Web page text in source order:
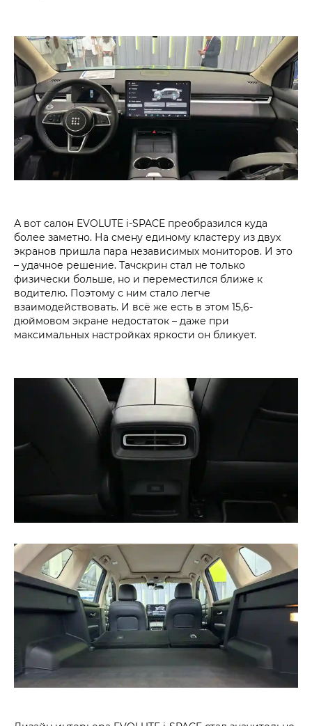
А вот салон EVOLUTE i‑SPACE преобразился куда
более заметно. На смену единому кластеру из двух
экранов пришла пара независимых мониторов. И это
– удачное решение. Тачскрин стал не только
физически больше, но и переместился ближе к
водителю. Поэтому с ним стало легче
взаимодействовать. И всё же есть в этом 15,6-
дюймовом экране недостаток – даже при
максимальных настройках яркости он бликует.